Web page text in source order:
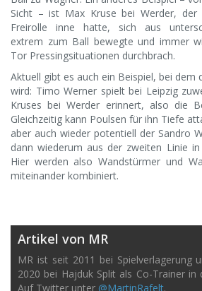
Sicht – ist Max Kruse bei Werder,
Freirolle inne hatte, sich aus
extrem zum Ball bewegte und immer
Tor Pressingsituationen durchbrach.
Aktuell gibt es auch ein Beispiel, bei dem
wird: Timo Werner spielt bei Leipzig
Kruses bei Werder erinnert, also die
Gleichzeitig kann Poulsen für ihn Tiefe
aber auch wieder potentiell der Sandro
dann wiederum aus der zweiten Linie
Hier werden also Wandstürmer und
miteinander kombiniert.
Artikel von MR
MR ist seit 2011 bei Spielverlagerung
2020 bei Hajduk Split als Co-Trainer in
Auf Twitter unter @MartinRafelt.